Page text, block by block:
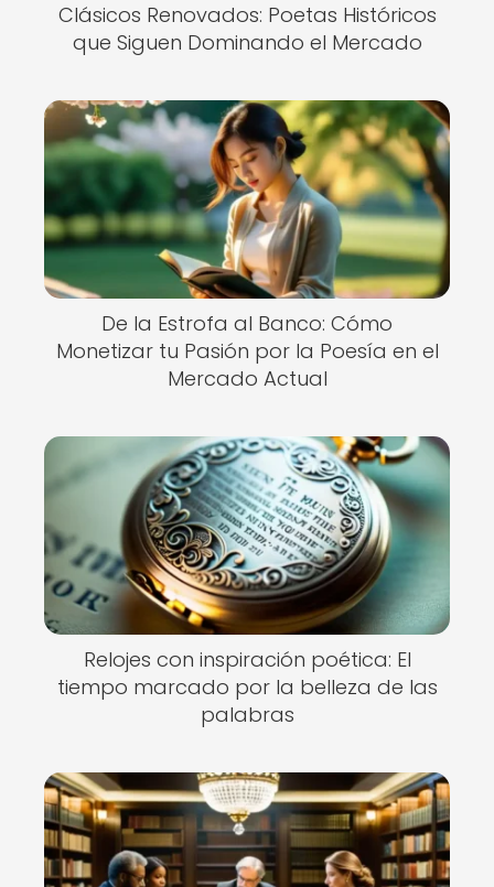
Clásicos Renovados: Poetas Históricos
que Siguen Dominando el Mercado
De la Estrofa al Banco: Cómo
Monetizar tu Pasión por la Poesía en el
Mercado Actual
Relojes con inspiración poética: El
tiempo marcado por la belleza de las
palabras